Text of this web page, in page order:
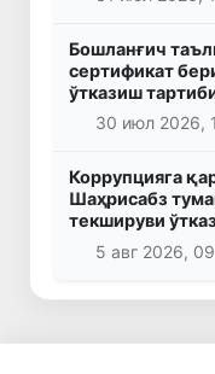
Бошланғич
сертификат
ўтказиш
30 июл 2026,
Коррупцияга
Шаҳрисабз
текшируви
5 авг 2026,